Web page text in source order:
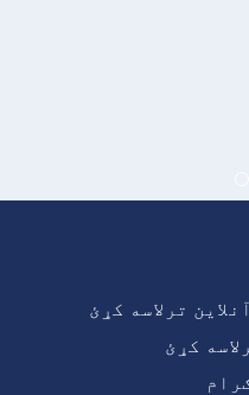
ترلاسه کړئ
کړئ